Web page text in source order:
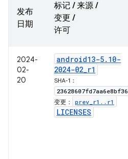
发布
日期
标记 / 来源 /
变更 /
许可
2024-
02-
20
android13-5. 10-
2024-02_r1
SHA-1：
23628607fd7aa6e8bf36
变更： prev r1 . . r1
LICENSES